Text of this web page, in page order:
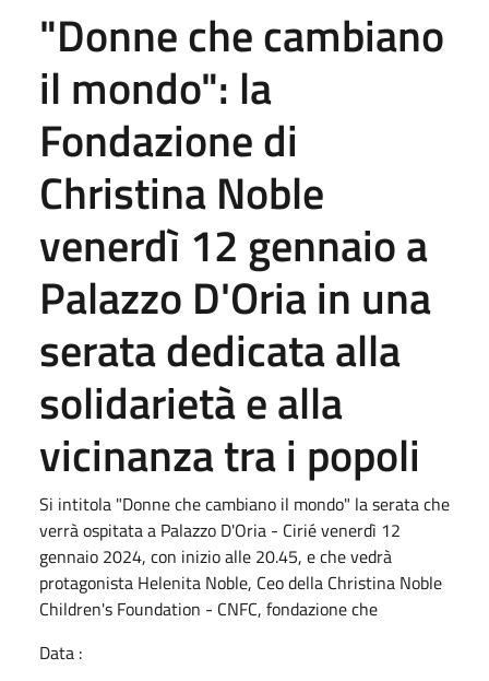
"Donne che cambiano
il mondo": la
Fondazione di
Christina Noble
venerdì 12 gennaio a
Palazzo D'Oria in una
serata dedicata alla
solidarietà e alla
vicinanza tra i popoli
Si intitola "Donne che cambiano il mondo" la serata che
verrà ospitata a Palazzo D'Oria - Cirié venerdì 12
gennaio 2024, con inizio alle 20.45, e che vedrà
protagonista Helenita Noble, Ceo della Christina Noble
Children's Foundation - CNFC, fondazione che
Data :